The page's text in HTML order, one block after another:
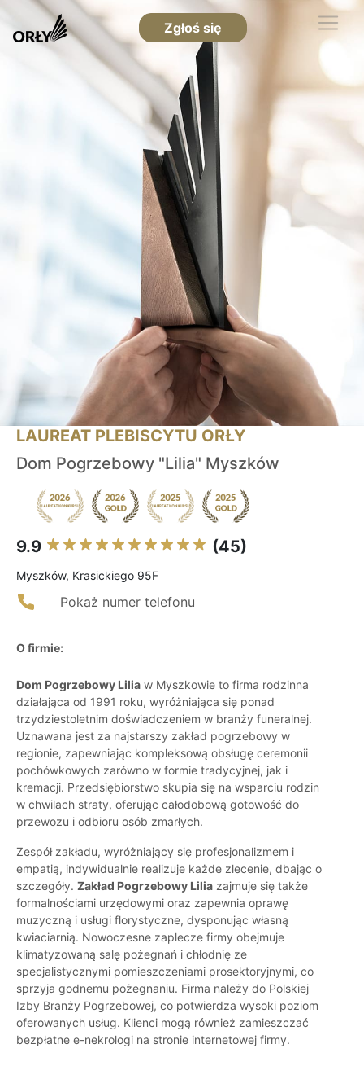
Zgłoś się
LAUREAT PLEBISCYTU ORŁY
Dom Pogrzebowy "Lilia" Myszków
9.9 (45)
Myszków, Krasickiego 95F
Pokaż numer telefonu
O firmie:
Dom Pogrzebowy Lilia w Myszkowie to firma rodzinna
działająca od 1991 roku, wyróżniająca się ponad
trzydziestoletnim doświadczeniem w branży funeralnej.
Uznawana jest za najstarszy zakład pogrzebowy w
regionie, zapewniając kompleksową obsługę ceremonii
pochówkowych zarówno w formie tradycyjnej, jak i
kremacji. Przedsiębiorstwo skupia się na wsparciu rodzin
w chwilach straty, oferując całodobową gotowość do
przewozu i odbioru osób zmarłych.
Zespół zakładu, wyróżniający się profesjonalizmem i
empatią, indywidualnie realizuje każde zlecenie, dbając o
szczegóły. Zakład Pogrzebowy Lilia zajmuje się także
formalnościami urzędowymi oraz zapewnia oprawę
muzyczną i usługi florystyczne, dysponując własną
kwiaciarnią. Nowoczesne zaplecze firmy obejmuje
klimatyzowaną salę pożegnań i chłodnię ze
specjalistycznymi pomieszczeniami prosektoryjnymi, co
sprzyja godnemu pożegnaniu. Firma należy do Polskiej
Izby Branży Pogrzebowej, co potwierdza wysoki poziom
oferowanych usług. Klienci mogą również zamieszczać
bezpłatne e-nekrologi na stronie internetowej firmy.